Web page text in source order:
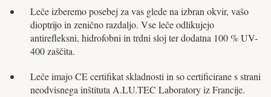
Leče izberemo posebej za vas glede na izbran okvir, vašo
dioptrijo in zenično razdaljo. Vse leče odlikujejo
antirefleksni, hidrofobni in trdni sloj ter dodatna 100 % UV-
400 zaščita.
Leče imajo CE certifikat skladnosti in so certificirane s strani
neodvisnega inštituta A.LU.TEC Laboratory iz Francije.